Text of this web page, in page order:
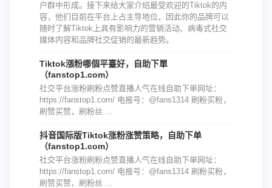
户群中形成。接下来给大家介绍最受欢迎的Tiktok的内
容，他们目前在平台上占主导地位，因此你的品牌可以
随时了解Tiktok上具有影响力的营销活动、病毒式社交
媒体内容和品牌社交促销的最新趋势。
Tiktok漲粉哪個平臺好，自助下單
（fanstop1.com）
社交平台涨粉刷粉点赞直播人气在线自助下单网址：
https://fanstop1.com/ 电报号：@fans1314 刷粉买粉，
刷赞买赞，刷粉丝 ...
抖音国际版Tiktok涨粉涨赞策略，自助下单
（fanstop1.com）
社交平台涨粉刷粉点赞直播人气在线自助下单网址：
https://fanstop1.com/ 电报号：@fans1314 刷粉买粉，
刷赞买赞，刷粉丝 ...